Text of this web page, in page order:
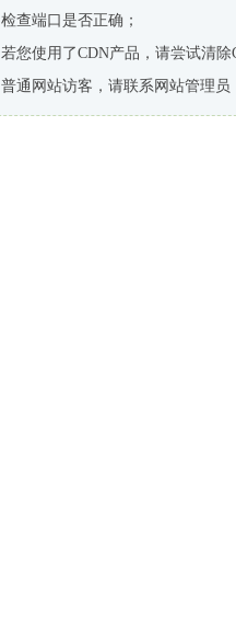
检查端口是否正确；
若您使用了CDN产品，请尝试清除
普通网站访客，请联系网站管理员